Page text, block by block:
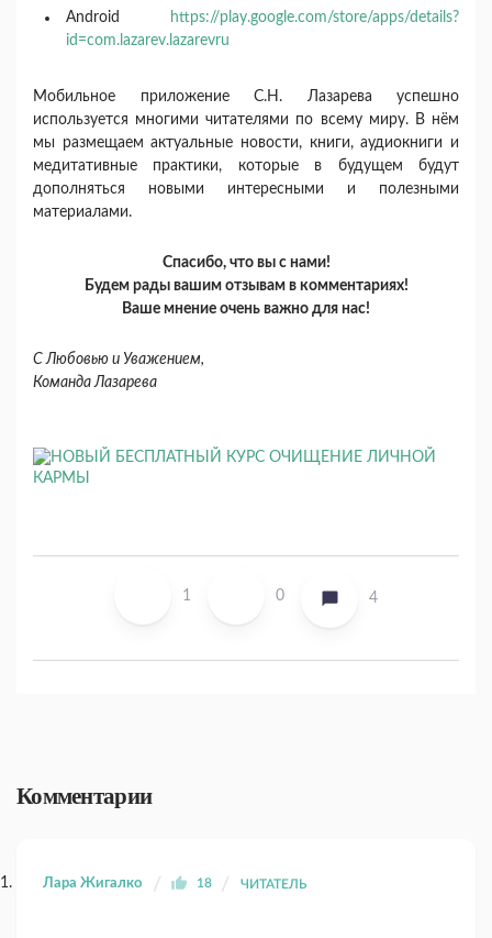
Android
https://play.google.com/store/apps/details?
id=com.lazarev.lazarevru
Мобильное приложение С.Н. Лазарева успешно
используется многими читателями по всему миру. В нём
мы размещаем актуальные новости, книги, аудиокниги и
медитативные практики, которые в будущем будут
дополняться новыми интересными и полезными
материалами.
Спасибо, что вы с нами!
Будем рады вашим отзывам в комментариях!
Ваше мнение очень важно для нас!
С Любовью и Уважением,
Команда Лазарева
1 0 4
Комментарии
Лара Жигалко 18 ЧИТАТЕЛЬ